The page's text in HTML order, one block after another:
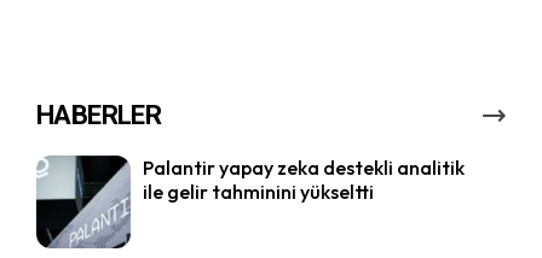
HABERLER
Palantir yapay zeka destekli analitik
ile gelir tahminini yükseltti